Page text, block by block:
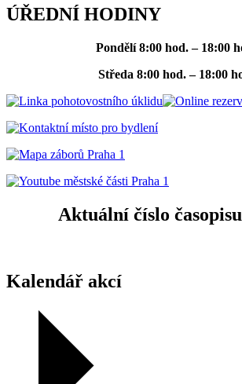
ÚŘEDNÍ HODINY
Pondělí 8:00 hod. – 18:00
Středa 8:00 hod. – 18:00
Aktuální číslo
Kalendář akcí